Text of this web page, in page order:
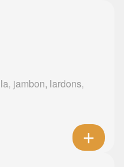
jambon, lardons,